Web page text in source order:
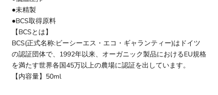
●未精製
●BCS取得原料
【BCSとは】
BCS(正式名称:ビーシーエス・エコ・ギャランティー)はドイツ
の認証団体で、1992年以来、オーガニック製品におけるEU規格
を満たす世界各国45万以上の農場に認証を出しています。
【内容量】50ml